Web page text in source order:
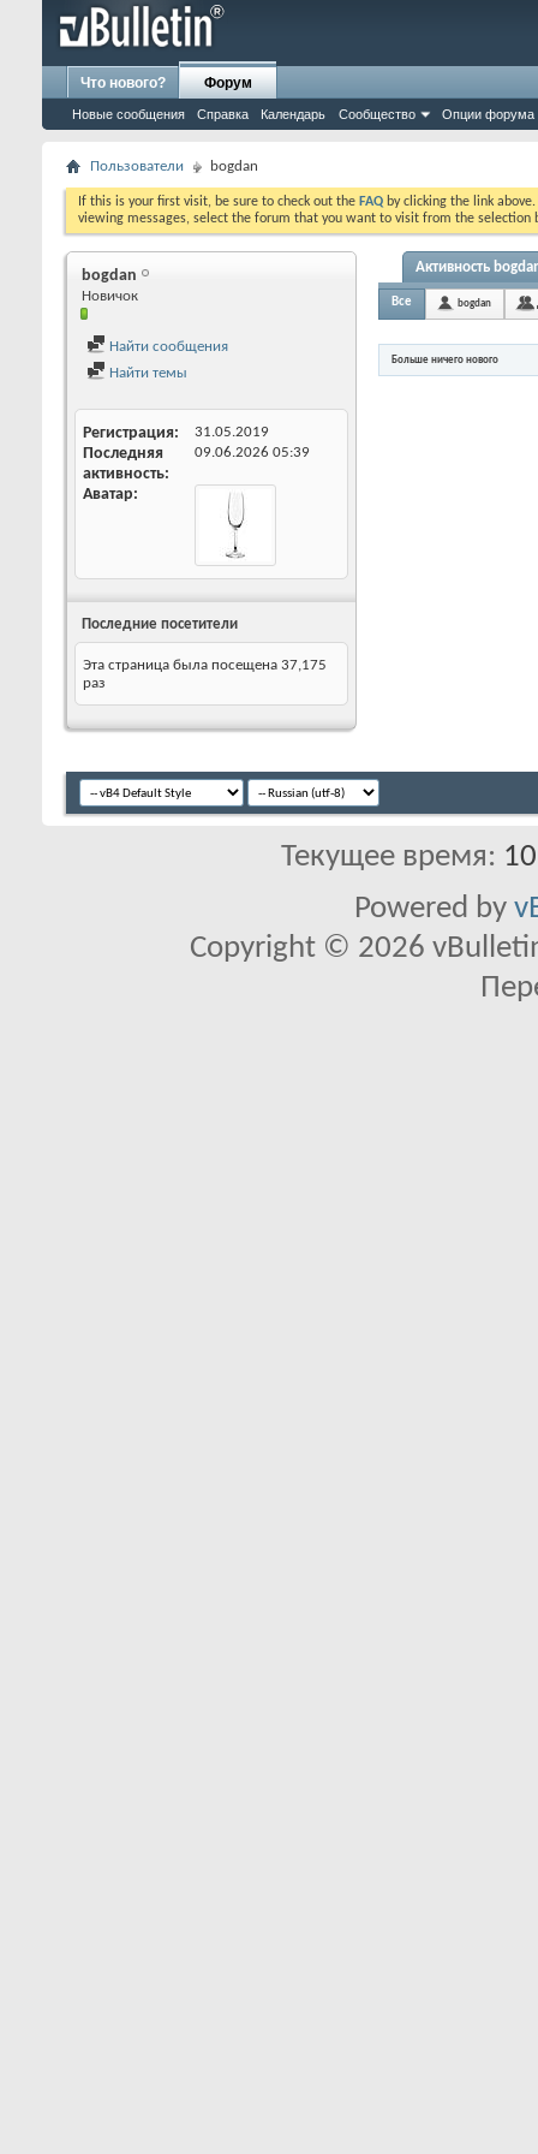
Что нового? Форум
Новые сообщения Справка Календарь Сообщество Опции форума
Пользователи bogdan
If this is your first visit, be sure to check out the FAQ by clicking the link
viewing messages, select the forum that you want to visit from the selection
bogdan
Новичок
Найти сообщения
Найти темы
Регистрация 31.05.2019
Последняя
активность
09.06.2026 05:39
Аватар
Последние посетители
Эта страница была посещена 37,175
раз
Активность
Все bogdan
Больше ничего нового
Текущее время:
Powered by
Copyright © 2026